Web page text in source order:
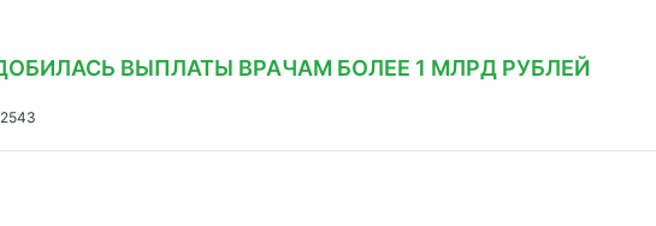
ВЫПЛАТЫ ВРАЧАМ БОЛЕЕ 1 МЛРД РУБЛЕЙ
2543